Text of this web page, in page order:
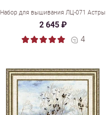
Набор для вышивания ЛЦ-071 Астры
2 645 ₽
4